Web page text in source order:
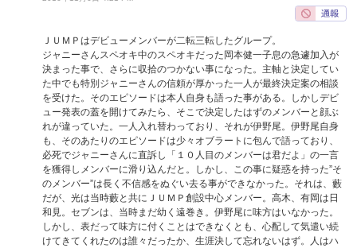
ＪＵＭＰはデビューメンバーが二転三転したグループ。
ジャニーさんスペオキ中のスペオキだった岡本健一子息の急遽加入が
決まった事で、さらに収拾のつかない事になった。主軸と決定してい
た中でも特別ジャニーさんの信頼が厚かった一人が最終決定案の相談
を受けた。そのエピソードは本人自身も語った事がある。しかしデビ
ュー発表の蓋を開けてみたら、そこで決定したはずのメンバーと顔ぶ
れが違っていた。一人入れ替わっており、それが伊野尾。伊野尾自身
も、そのあたりのエピソードは少々オブラートに包んで語っており、
必死でジャニーさんに直訴し「１０人目のメンバーは君だよ」の一言
を獲得しメンバーに滑り込んだと。しかし、この事に疑惑を持った”そ
のメンバー”は長く不信感をぬぐい去る事ができなかった。それは、藪
だが、光は当時藪と共にＪＵＭＰ創設中心メンバー。高木、有岡は日
和見。セブンは、当時まだ幼く遠巻き。伊野尾に味方はいなかった。
しかし、表だって味方に付くことはできなくとも、心配して気遣い続
けてきてくれたのは誰々だったか、生涯決して忘れないはず。人はハ